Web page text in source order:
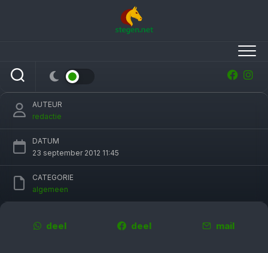
Vrouw omgekomen bij botsing met paard bij
Coevorden
AUTEUR
redactie
DATUM
23 september 2012 11:45
CATEGORIE
algemeen
deel deel mail